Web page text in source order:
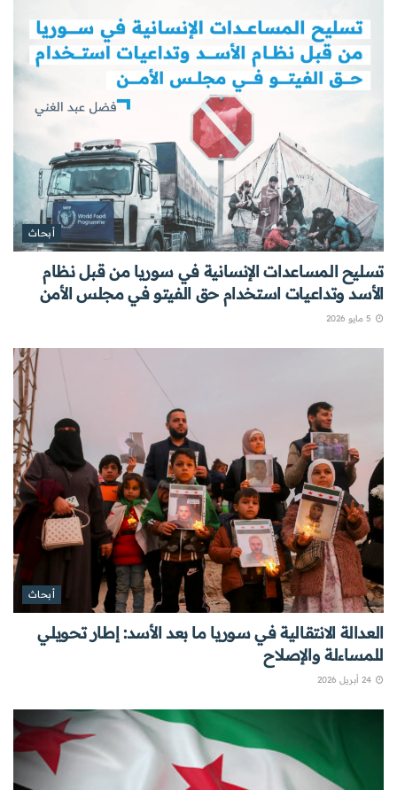
أبحاث
تسليح المساعدات الإنسانية في سوريا من قبل نظام
الأسد وتداعيات استخدام حق الفيتو في مجلس الأمن
أبحاث
العدالة الانتقالية في سوريا ما بعد الأسد: إطار تحويلي
للمساءلة والإصلاح